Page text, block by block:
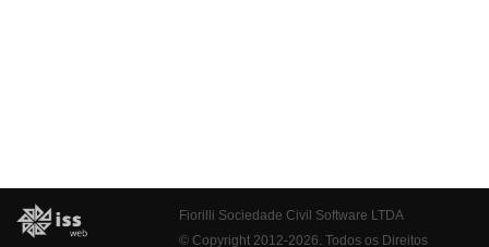
Fiorilli Sociedade Civil Software LTDA
© Copyright 2012-2026. Todos os Direitos